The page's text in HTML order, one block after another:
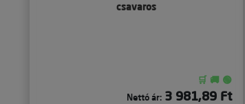
csavaros
🛒 🚚 🟢
Nettó ár: 3 981,89 Ft